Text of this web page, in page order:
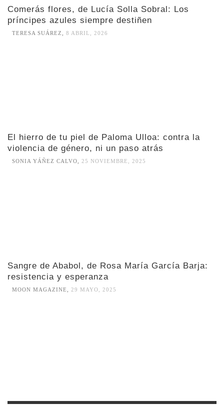
Comerás flores, de Lucía Solla Sobral: Los
príncipes azules siempre destiñen
TERESA SUÁREZ 8 ABRIL, 2026
El hierro de tu piel de Paloma Ulloa: contra la
violencia de género, ni un paso atrás
SONIA YÁÑEZ CALVO, 25 NOVIEMBRE, 2025
Sangre de Ababol, de Rosa María García Barja:
resistencia y esperanza
MOON MAGAZINE 29 MAYO, 2025